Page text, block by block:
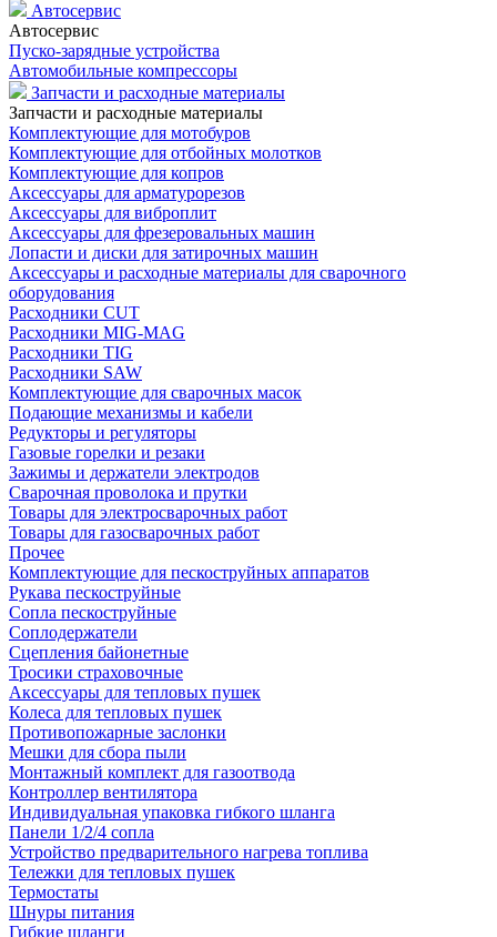
Автосервис
Автосервис
Пуско-зарядные устройства
Автомобильные компрессоры
Запчасти и расходные материалы
Запчасти и расходные материалы
Комплектующие для мотобуров
Комплектующие для отбойных молотков
Комплектующие для копров
Аксессуары для арматурорезов
Аксессуары для виброплит
Аксессуары для фрезеровальных машин
Лопасти и диски для затирочных машин
Аксессуары и расходные материалы для сварочного
оборудования
Расходники CUT
Расходники MIG-MAG
Расходники TIG
Расходники SAW
Комплектующие для сварочных масок
Подающие механизмы и кабели
Редукторы и регуляторы
Газовые горелки и резаки
Зажимы и держатели электродов
Сварочная проволока и прутки
Товары для электросварочных работ
Товары для газосварочных работ
Прочее
Комплектующие для пескоструйных аппаратов
Рукава пескоструйные
Сопла пескоструйные
Соплодержатели
Сцепления байонетные
Тросики страховочные
Аксессуары для тепловых пушек
Колеса для тепловых пушек
Противопожарные заслонки
Мешки для сбора пыли
Монтажный комплект для газоотвода
Контроллер вентилятора
Индивидуальная упаковка гибкого шланга
Панели 1/2/4 сопла
Устройство предварительного нагрева топлива
Тележки для тепловых пушек
Термостаты
Шнуры питания
Гибкие шланги